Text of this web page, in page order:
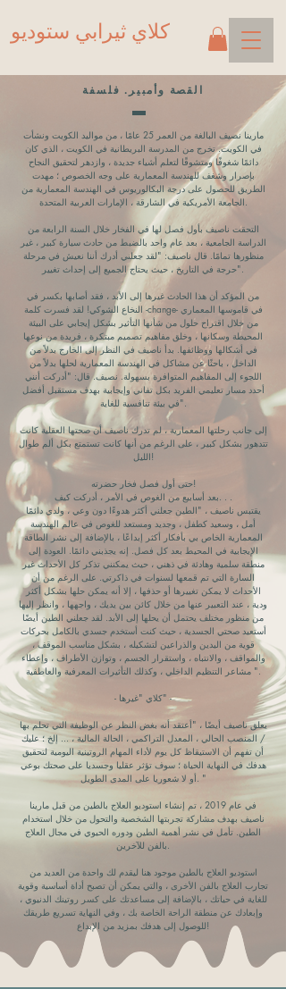
كلاي ثيرابي ستوديو
القصة وأمبير. فلسفة
مارينا نصيف البالغة من العمر 25 عامًا ، من مواليد الكويت ونشأت
في الكويت. تخرج من المدرسة البريطانية في الكويت ، الذي كان
دائمًا شغوفًا ومتشوقًا لتعلم أشياء جديدة ، وازدهر لتحقيق النجاح
بإصرار وشغف للهندسة المعمارية على وجه الخصوص ؛ مهدت
الطريق للحصول على درجة البكالوريوس في الهندسة المعمارية من
الجامعة الأمريكية في الشارقة ، الإمارات العربية المتحدة.
التحقت ناصيف بأول فصل لها في الفخار خلال السنة الرابعة من
الدراسة الجامعية ، بعد عام واحد بالضبط من حادث سيارة كبير ، غير
منظورها تمامًا. قال ناصيف: "لقد جعلني أدرك أننا نعيش في مرحلة
حرجة في التاريخ ، حيث يحتاج الجميع إلى إحداث تغيير".
من المؤكد أن هذا الحادث غيرها إلى الأبد ، فقد أصابها بكسر في
النخاع الشوكي! لقد فسرت كلمة -change- في قاموسها المعماري
من خلال اقتراح حلول من شأنها التأثير بشكل إيجابي على البيئة
المحيطة وسكانها ، وخلق مفاهيم تصميم مبتكرة ، فريدة من نوعها
في أشكالها ووظائفها. بدأ ناصيف في النظر إلى الخارج بدلاً من
الداخل ، باحثًا عن مشاكل في الهندسة المعمارية لحلها بدلاً من
اللجوء إلى المفاهيم المتوافرة بسهولة. نصيف. قال: "أدركت أنني
أحدد مسار تعليمي الفريد بكل تفاني وإيجابية بهدف مستقبل أفضل
في بيئة تنافسية للغاية".
إلى جانب رحلتها المعمارية ، لم تدرك ناصيف أن صحتها العقلية كانت
تتدهور بشكل كبير ، على الرغم من أنها كانت تستمتع بكل ألم طوال
الليل!
حتى أول فصل فخار حضرته!
بعد أسابيع من الغوص في الأمر ، أدركت كيف. . .
يقتبس ناصيف ، "الطين جعلني أكثر هدوءًا دون وعي ، ولدي دائمًا
أمل ، وسعيد كطفل ، وجديد ومستعد للغوص في عالم الهندسة
المعمارية الخاص بي بأفكار أكثر إبداعًا ، بالإضافة إلى نشر الطاقة
الإيجابية في المحيط بعد كل فصل. إنه يجذبني دائمًا. العودة إلى
منطقة سلمية وهادئة في ذهني ، حيث يمكنني تذكر كل الأحداث غير
السارة التي تم قمعها لسنوات في ذاكرتي. على الرغم من أن
الأحداث لا يمكن تغييرها أو حذفها ، إلا أنه يمكن حلها بشكل أكثر
ودية ، عند التعبير عنها من خلال كائن بين يديك ، واجهها ، وانظر إليها
من منظور مختلف يحتمل أن يحلها إلى الأبد. لقد جعلني الطين أيضًا
أستعيد صحتي الجسدية ، حيث كنت أستخدم جسدي بالكامل بحركات
قوية من اليدين والذراعين لتشكيله ، بشكل مناسب الموقف ،
والمواقف ، والانتباه ، واستقرار الجسم ، وتوازن الأطراف ، وإعطاء
مشاعر التنظيم الداخلي ، وكذلك التأثيرات المعرفية والعاطفية ".
- كلاي "غيرها" -
يعلق ناصيف أيضًا ، "أعتقد أنه بغض النظر عن الوظيفة التي تحلم بها
/ المنصب الحالي ، المعدل التراكمي ، الحالة المالية ، ... إلخ ؛ عليك
أن تفهم أن الاستيقاظ كل يوم لأداء المهام الروتينية اليومية لتحقيق
هدفك في النهاية الحياة ؛ سوف تؤثر عقليا وجسديا على صحتك بوعي
أو لا شعوريا على المدى الطويل. "
في عام 2019 ، تم إنشاء استوديو العلاج بالطين من قبل مارينا
ناصيف بهدف مشاركة تجربتها الشخصية والتحول من خلال استخدام
الطين. تأمل في نشر أهمية الطين ودوره الحيوي في مجال العلاج
بالفن للآخرين.
استوديو العلاج بالطين موجود هنا ليقدم لك واحدة من العديد من
تجارب العلاج بالفن الأخرى ، والتي يمكن أن تصبح أداة أساسية وقوية
للغاية في حياتك ، بالإضافة إلى مساعدتك على كسر روتينك الدنيوي ،
وإبعادك عن منطقة الراحة الخاصة بك ، وفي النهاية تسريع طريقك
للوصول إلى هدفك بمزيد من الإبداع!